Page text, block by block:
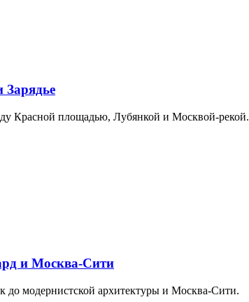
Красной площадью, Лубянкой и Москвой-рекой.
и Москва-Сити
до модернистской архитектуры и Москва-Сити.